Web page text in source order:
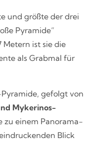
und größte der drei
Pyramide“
Metern ist sie die
als Grabmal für
gefolgt von
Mykerinos-
zu einem Panorama-
Blick